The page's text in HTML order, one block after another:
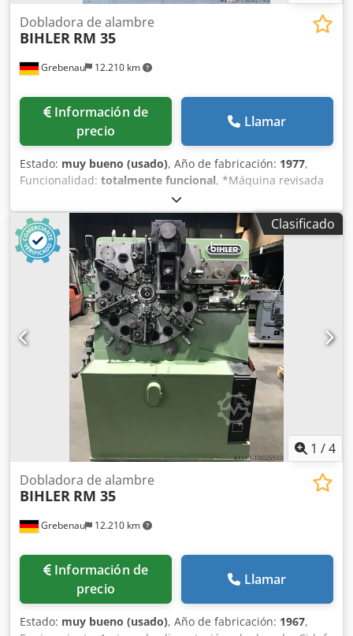
Grebenau 12.210 km
Dobladora de alambre
BIHLER RM 35
Información de
precio
Llamar
Estado: muy bueno (usado), Año de fabricación: 1977,
Funcionalidad: totalmente funcional, *Máquina revisada
por BIHLER en 1997 Equipamiento: 1 pieza pinza
alimentación derecha 1 pieza pinza entrada izquierda 1
pieza prensa excéntrica 70 kN 1 prensa de levas 3
unidades de carro estándar 2 unidades de carro estrecho
1 eje de control Rango de trabajo: Rango de grosor del
alambre: 0,5 - 3,5 mm Ancho de banda: hasta 32 mm
Chjdpfxjrpk Axe Agdsa Longitud de avance: hasta 170 mm
Potencia: hasta 250/min.
Clasificado
1 /4
Grebenau 12.210 km
Dobladora de alambre
BIHLER RM 35
Información de
precio
Llamar
Estado: muy bueno (usado), Año de fabricación: 1967,